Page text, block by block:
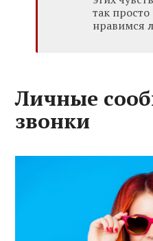
так
нравимся
Личные
звонки